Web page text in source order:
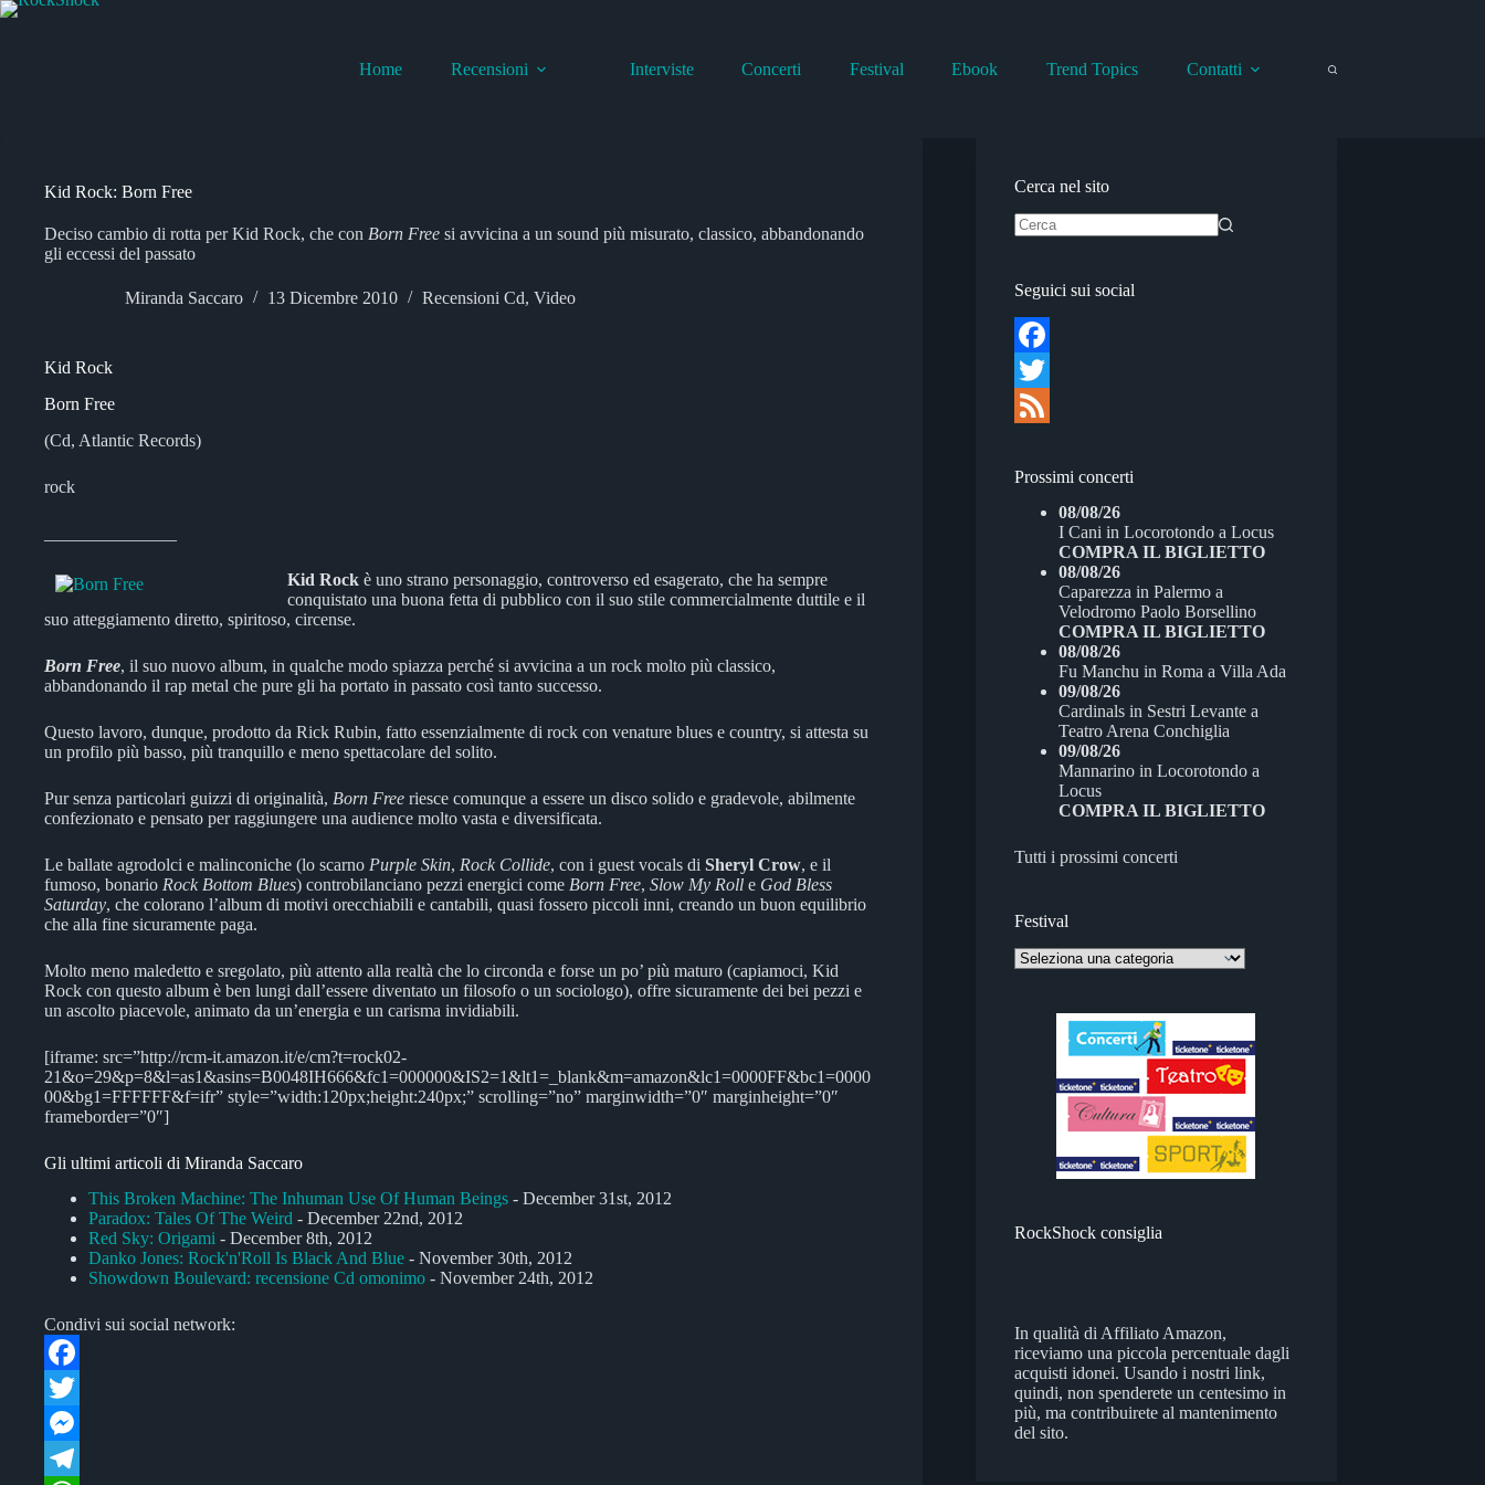
Salta
Home
Recensioni Interviste Concerti Festival Ebook Trend Topics Contatti
Kid Rock: Born Free
Deciso cambio di rotta per Kid Rock, che con Born Free si avvicina a un sound più misurato, classico, abbandonando
gli eccessi del passato
Miranda Saccaro 13 Dicembre 2010 Recensioni Cd, Video
Kid Rock
Born Free
(Cd, Atlantic Records)
rock
Kid Rock è uno strano personaggio, controverso ed esagerato, che ha sempre
conquistato una buona fetta di pubblico con il suo stile commercialmente duttile e il
suo atteggiamento diretto, spiritoso, circense.
Born Free, il suo nuovo album, in qualche modo spiazza perché si avvicina a un rock molto più classico,
abbandonando il rap metal che pure gli ha portato in passato così tanto successo.
Questo lavoro, dunque, prodotto da Rick Rubin, fatto essenzialmente di rock con venature blues e country, si attesta su
un profilo più basso, più tranquillo e meno spettacolare del solito.
Pur senza particolari guizzi di originalità, Born Free riesce comunque a essere un disco solido e gradevole, abilmente
confezionato e pensato per raggiungere una audience molto vasta e diversificata.
Le ballate agrodolci e malinconiche (lo scarno Purple Skin, Rock Collide, con i guest vocals di Sheryl Crow, e il
fumoso, bonario Rock Bottom Blues) controbilanciano pezzi energici come Born Free, Slow My Roll e God Bless
Saturday, che colorano l’album di motivi orecchiabili e cantabili, quasi fossero piccoli inni, creando un buon equilibrio
che alla fine sicuramente paga.
Molto meno maledetto e sregolato, più attento alla realtà che lo circonda e forse un po’ più maturo (capiamoci, Kid
Rock con questo album è ben lungi dall’essere diventato un filosofo o un sociologo), offre sicuramente dei bei pezzi e
un ascolto piacevole, animato da un’energia e un carisma invidiabili.
[iframe: src=”http://rcm-it.amazon.it/e/cm?t=rock02-
21&o=29&p=8&l=as1&asins=B0048IH666&fc1=000000&IS2=1&lt1=_blank&m=amazon&lc1=0000FF&bc1=0000
00&bg1=FFFFFF&f=ifr” style=”width:120px;height:240px;” scrolling=”no” marginwidth=”0″ marginheight=”0″
frameborder=”0″]
Gli ultimi articoli di Miranda Saccaro
This Broken Machine: The Inhuman Use Of Human Beings - December 31st, 2012
Paradox: Tales Of The Weird - December 22nd, 2012
Red Sky: Origami - December 8th, 2012
Danko Jones: Rock'n'Roll Is Black And Blue - November 30th, 2012
Showdown Boulevard: recensione Cd omonimo - November 24th, 2012
Condivi sui social network:
F
a
c
T
w
M
Cerca nel sito
Seguici sui social
F
a
e
T
ie
Prossimi concerti
08/08/26
I Cani inLocorotondo a Locus
COMPRA IL BIGLIETTO
08/08/26
Caparezza inPalermo a
Velodromo Paolo Borsellino
COMPRA IL BIGLIETTO
08/08/26
Fu Manchu inRoma a Villa Ada
09/08/26
Cardinals in Sestri Levante a
Teatro Arena Conchiglia
09/08/26
Mannarino inLocorotondo a
Locus
COMPRA IL BIGLIETTO
Tutti i prossimi concerti
Festival
RockShock consiglia
In qualità di Affiliato Amazon,
riceviamo una piccola percentuale dagli
acquisti idonei. Usando i nostri link,
quindi, non spenderete un centesimo in
più, ma contribuirete al mantenimento
del sito.